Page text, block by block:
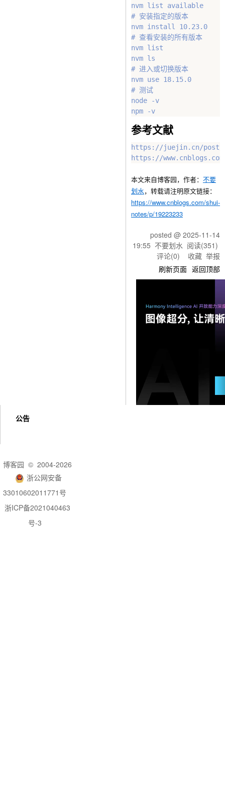
nvm list available
# 安装指定的版本
nvm install 10.23.0
# 查看安装的所有版本
nvm list
nvm ls
# 进入或切换版本
nvm use 18.15.0
# 测试
node -v
参考文献
https://juejin.cn/post/
本文来自博客园，作者： 不要
划水，转载请注明原文链接：
https://www.cnblogs.com/shui-
notes/p/19223233
posted @ 2025-11-14
19:55 不要划水 阅读(351)
评论(0) 收藏 举报
刷新页面 返回顶部
公告
博客园 © 2004-2026
浙公网安备
33010602011771号
浙ICP备2021040463
号-3